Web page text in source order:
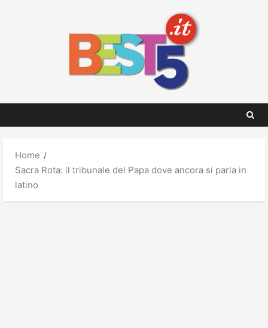
Home
Sacra Rota: il tribunale del Papa dove ancora si parla in
latino